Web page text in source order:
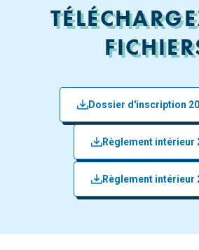
Dossier d'inscription
Règlement intérieur
Règlement intérieur